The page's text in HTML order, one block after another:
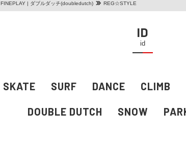
FINEPLAY | ダブルダッチ(doubledutch) REG☆STYLE
ID
id
SKATE SURF DANCE CLIMB
DOUBLE DUTCH SNOW